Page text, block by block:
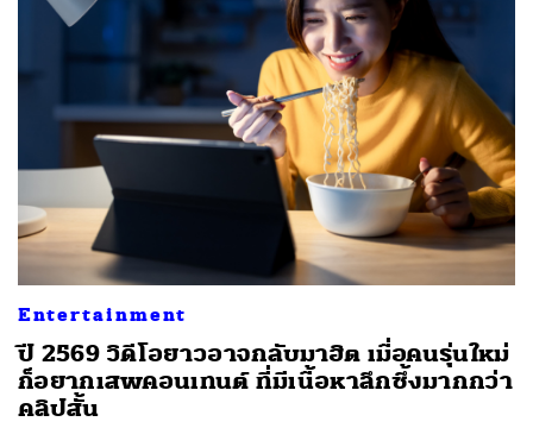
Entertainment
ปี 2569 วิดีโอยาวอาจกลับมาฮิต เมื่อคนรุ่นใหม่
ก็อยากเสพคอนเทนต์ ที่มีเนื้อหาลึกซึ้งมากกว่า
คลิปสั้น
SHARE TWEET LINE EMAIL